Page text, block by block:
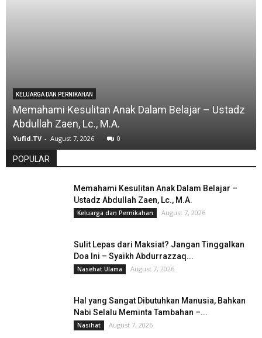
KELUARGA DAN PERNIKAHAN
Memahami Kesulitan Anak Dalam Belajar – Ustadz
Abdullah Zaen, Lc., M.A.
Yufid.TV - August 7, 2026 0
POPULAR
Memahami Kesulitan Anak Dalam Belajar –
Ustadz Abdullah Zaen, Lc., M.A.
Keluarga dan Pernikahan August 7, 2026
Sulit Lepas dari Maksiat? Jangan Tinggalkan
Doa Ini – Syaikh Abdurrazzaq...
Nasehat Ulama August 7, 2026
Hal yang Sangat Dibutuhkan Manusia, Bahkan
Nabi Selalu Meminta Tambahan –...
Nasihat August 7, 2026